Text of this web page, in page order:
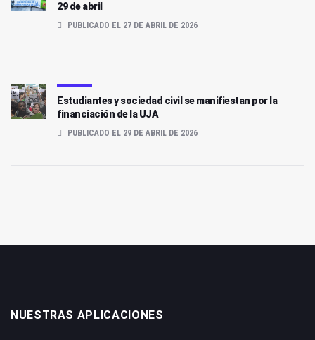
29 de abril
PUBLICADO EL 27 DE ABRIL DE 2026
Estudiantes y sociedad civil se manifiestan por la
financiación de la UJA
PUBLICADO EL 29 DE ABRIL DE 2026
NUESTRAS APLICACIONES